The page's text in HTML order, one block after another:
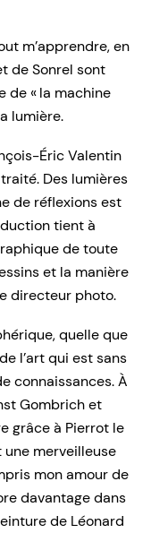
m’apprendre, en
de Sonrel sont
de « la machine
lumière.
Éric Valentin
Des lumières
de réflexions est
tient à
de toute
et la manière
directeur photo.
quelle que
l’art qui est sans
connaissances. À
Gombrich et
grâce à Pierrot le
merveilleuse
mon amour de
davantage dans
de Léonard